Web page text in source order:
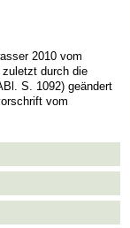
2010 vom
durch die
S. 1092) geändert
vom